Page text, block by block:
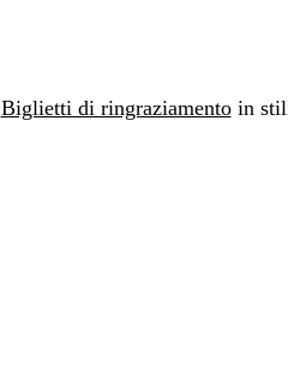
Biglietti di ringraziamentoin